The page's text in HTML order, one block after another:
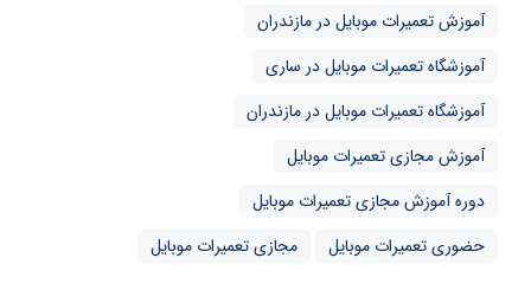
آموزش تعمیرات موبایل در مازندران
آموزشگاه تعمیرات موبایل در ساری
آموزشگاه تعمیرات موبایل در مازندران
آموزش مجازی تعمیرات موبایل
دوره آموزش مجازی تعمیرات موبایل
حضوری تعمیرات موبایل
مجازی تعمیرات موبایل